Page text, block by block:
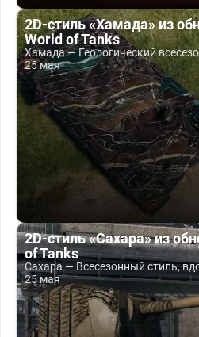
2D-стиль «Хамада» из
World of Tanks
Хамада — Геологический
25 мая
2D-стиль «Сахара» из
of Tanks
Сахара — Всесезонный стиль,
25 мая